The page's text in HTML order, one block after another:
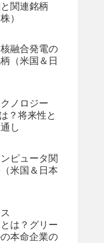
関連銘柄
）
核融合発電の
（米国＆日
ノロジー
？将来性と
し
ピュータ関
米国＆日本
とは？グリー
本命企業の